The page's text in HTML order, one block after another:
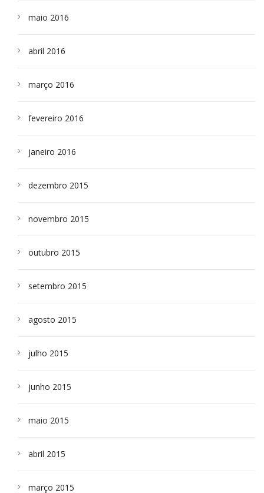
maio 2016
abril 2016
março 2016
fevereiro 2016
janeiro 2016
dezembro 2015
novembro 2015
outubro 2015
setembro 2015
agosto 2015
julho 2015
junho 2015
maio 2015
abril 2015
março 2015